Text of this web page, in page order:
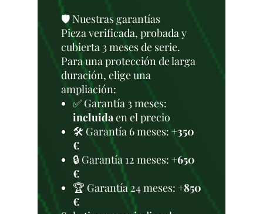
🛡️ Nuestras garantías
Pieza verificada, probada y
cubierta 3 meses de serie.
Para una protección de larga
duración, elige una
ampliación:
✅ Garantía 3 meses:
incluidaen el precio
🛠️ Garantía 6 meses:+350
€
🔒 Garantía 12 meses: +650
€
🏆 Garantía 24 meses: +850
€